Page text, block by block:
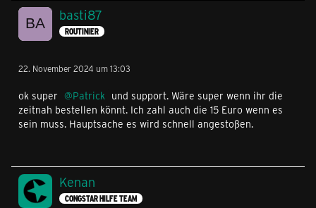
basti87
ROUTINIER
22. November 2024 um 13:03
ok super Patrick und support. Wäre super wenn ihr die
zeitnah bestellen könnt. Ich zahl auch die 15 Euro wenn es
sein muss. Hauptsache es wird schnell angestoßen.
Kenan
CONGSTAR HILFE TEAM